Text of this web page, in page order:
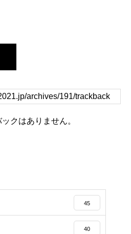
クはありません。
45
40